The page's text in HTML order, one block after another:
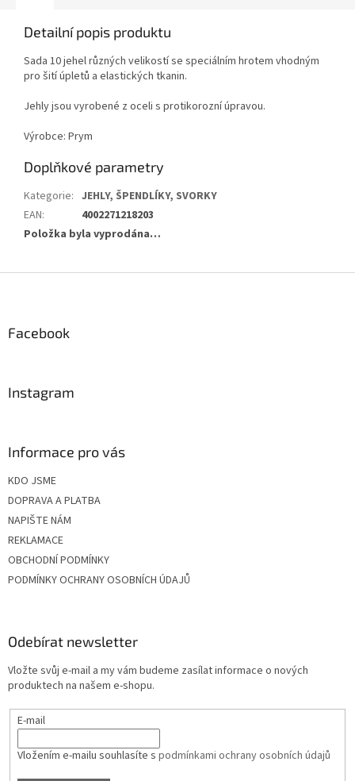
Detailní popis produktu
Sada 10 jehel různých velikostí se speciálním hrotem vhodným
pro šití úpletů a elastických tkanin.
Jehly jsou vyrobené z oceli s protikorozní úpravou.
Výrobce: Prym
Doplňkové parametry
Kategorie: JEHLY, ŠPENDLÍKY, SVORKY
EAN:
4002271218203
Položka byla vyprodána…
Facebook
Instagram
Informace pro vás
KDO JSME
DOPRAVA A PLATBA
NAPIŠTE NÁM
REKLAMACE
OBCHODNÍ PODMÍNKY
PODMÍNKY OCHRANY OSOBNÍCH ÚDAJŮ
Odebírat newsletter
Vložte svůj e-mail a my vám budeme zasílat informace o nových
produktech na našem e-shopu.
E-mail
Vložením e-mailu souhlasíte s podmínkami ochrany osobních údajů